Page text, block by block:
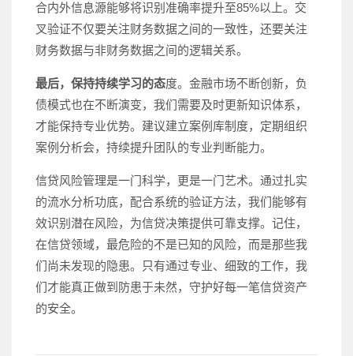
合内外信息源能够将识别准确率提升至85%以上。交
叉验证不仅要关注财务数据之间的一致性，还要关注
财务数据与非财务数据之间的逻辑关系。
最后，保持持续学习的态度。金融市场不断创新，负
债模式也在不断演变，我们需要及时更新知识体系，
才能保持专业优势。建议建立案例库制度，定期组织
案例分析会，持续提升团队的专业判断能力。
信贷风险管理是一门科学，更是一门艺术。通过扎实
的流水分析功底，配合系统的验证方法，我们能够有
效识别潜在风险，为信贷决策提供可靠支撑。记住，
在信贷领域，最危险的不是已知的风险，而是那些我
们尚未发现的隐患。只有通过专业、细致的工作，我
们才能真正做到防患于未然，守护好每一笔信贷资产
的安全。